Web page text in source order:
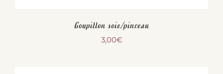
Goupillon soie/pinceau
3,00€